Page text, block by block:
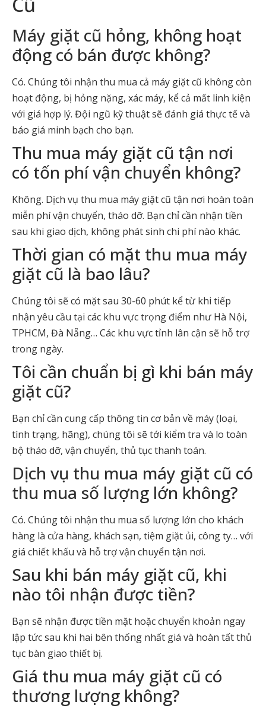
Máy giặt cũ hỏng, không hoạt
động có bán được không?
Có. Chúng tôi nhận thu mua cả máy giặt cũ không còn
hoạt động, bị hỏng nặng, xác máy, kể cả mất linh kiện
với giá hợp lý. Đội ngũ kỹ thuật sẽ đánh giá thực tế và
báo giá minh bạch cho bạn.
Thu mua máy giặt cũ tận nơi
có tốn phí vận chuyển không?
Không. Dịch vụ thu mua máy giặt cũ tận nơi hoàn toàn
miễn phí vận chuyển, tháo dỡ. Bạn chỉ cần nhận tiền
sau khi giao dịch, không phát sinh chi phí nào khác.
Thời gian có mặt thu mua máy
giặt cũ là bao lâu?
Chúng tôi sẽ có mặt sau 30-60 phút kể từ khi tiếp
nhận yêu cầu tại các khu vực trọng điểm như Hà Nội,
TPHCM, Đà Nẵng… Các khu vực tỉnh lân cận sẽ hỗ trợ
trong ngày.
Tôi cần chuẩn bị gì khi bán máy
giặt cũ?
Bạn chỉ cần cung cấp thông tin cơ bản về máy (loại,
tình trạng, hãng), chúng tôi sẽ tới kiểm tra và lo toàn
bộ tháo dỡ, vận chuyển, thủ tục thanh toán.
Dịch vụ thu mua máy giặt cũ có
thu mua số lượng lớn không?
Có. Chúng tôi nhận thu mua số lượng lớn cho khách
hàng là cửa hàng, khách sạn, tiệm giặt ủi, công ty… với
giá chiết khấu và hỗ trợ vận chuyển tận nơi.
Sau khi bán máy giặt cũ, khi
nào tôi nhận được tiền?
Bạn sẽ nhận được tiền mặt hoặc chuyển khoản ngay
lập tức sau khi hai bên thống nhất giá và hoàn tất thủ
tục bàn giao thiết bị.
Giá thu mua máy giặt cũ có
thương lượng không?